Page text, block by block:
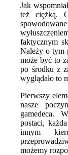
Jak
też ciężką.
faktycznym
Należy o tym
może być to
po środku z
wyglądało to
Pierwszy
nasze
gamedeca.
postaci,
innym
możemy